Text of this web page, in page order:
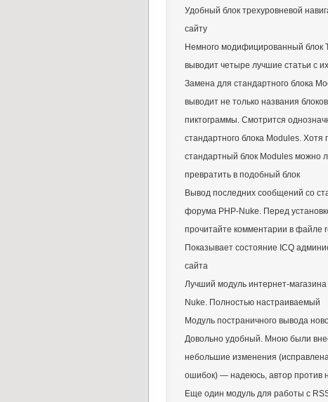
Удобный блок трехуровневой
сайту
Немного модифицированный блок
выводит четыре лучшие статьи с
Замена для стандартного блока
выводит не только названия
пиктограммы. Смотрится
стандартного блока Modules. Хотя
стандартный блок Modules можно
превратить в подобный блок
Вывод последних сообщений со
форума PHP-Nuke. Перед
прочитайте комментарии в файле
Показывает состояние ICQ
сайта
Лучший модуль интернет-
Nuke. Полностью настраиваемый
Модуль постраничного вывода
Довольно удобный. Мною были
небольшие изменения
ошибок) — надеюсь, автор против
Еще один модуль для работы с